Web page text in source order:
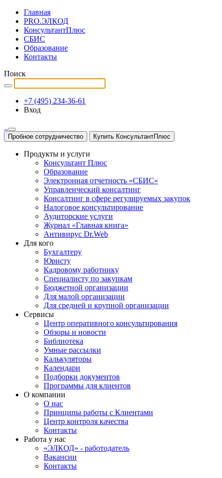
Главная
PRO.ЭЛКОД
КонсультантПлюс
СБИС
Образование
Контакты
Поиск
+7 (495) 234-36-61
Вход
Пробное сотрудничество Купить КонсультантПлюс
Продукты и услуги
Консультант Плюс
Образование
Электронная отчетность «СБИС»
Управленческий консалтинг
Консалтинг в сфере регулируемых закупок
Налоговое консультирование
Аудиторские услуги
Журнал «Главная книга»
Антивирус Dr.Web
Для кого
Бухгалтеру
Юристу
Кадровому работнику
Специалисту по закупкам
Бюджетной организации
Для малой организации
Для средней и крупной организации
Сервисы
Центр оперативного консультирования
Обзоры и новости
Библиотека
Умные рассылки
Калькуляторы
Календари
Подборки документов
Программы для клиентов
О компании
О нас
Принципы работы с Клиентами
Центр контроля качества
Контакты
Работа у нас
«ЭЛКОД» - работодатель
Вакансии
Контакты